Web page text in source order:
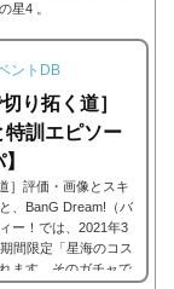
星4 。
ントDB
り拓く道］
特訓エピソー
］評価・画像とスキ
、BanG Dream!（バ
ー！では、2021年3
間限定「星海のコス
ます。そのガチャで